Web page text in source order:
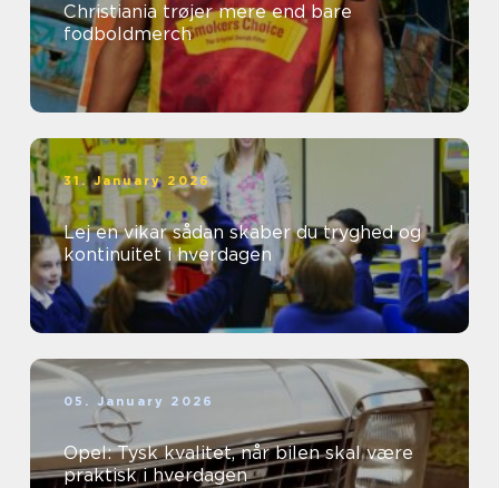
Christiania trøjer mere end bare
fodboldmerch
31. January 2026
Lej en vikar sådan skaber du tryghed og
kontinuitet i hverdagen
05. January 2026
Opel: Tysk kvalitet, når bilen skal være
praktisk i hverdagen